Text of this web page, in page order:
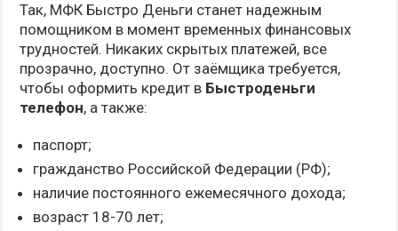
Так, МФК Быстро Деньги станет надежным
помощником в момент временных финансовых
трудностей. Никаких скрытых платежей, все
прозрачно, доступно. От заёмщика требуется,
чтобы оформить кредит в Быстроденьги
телефон, а также:
паспорт;
гражданство Российской Федерации (РФ);
наличие постоянного ежемесячного дохода;
возраст 18-70 лет;